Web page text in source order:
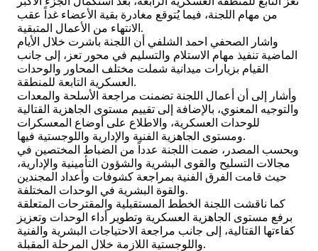
من مهام اللجنة، فيما يُتوقع مغادرة بقية الأعضاء غداً عقب
الانتهاء من الأعمال المتبقية.
واشار الصحفي احمد الشلفي أن اللجنة باشرت خلال الأيام
الماضية تنفيذ مهام الاستلام والتسليم في محور تعز، إلى جانب
القيام بزيارات ميدانية شملت مختلف المحاور والوحدات
العسكرية التابعة للمنطقة.
وأشار إلى أن أعمال اللجنة تضمنت مراجعة الأسلحة والمعدات
والتوجيه المعنوي، بالإضافة إلى تقييم مستوى الجاهزية القتالية
للوحدات العسكرية، والاطلاع على أوضاع المعسكرات
ومستوى الجاهزية الفنية والإدارية واللوجستية فيها.
وبحسب المصدر، ضمت اللجنة عدداً من الضباط المختصين في
مجالات التسليح والقوى البشرية والشؤون التأمينية والإدارية،
حيث قامت الفرق الفنية بمراجعة كشوفات وأعداد المجندين
والقوة البشرية في الوحدات المختلفة.
كما ناقشت اللجنة الخطط المستقبلية والمقترحات المتعلقة
برفع مستوى الجاهزية العسكرية وتطوير أداء الوحدات وتعزيز
كفاءتها القتالية، إلى جانب مراجعة الاحتياجات البشرية والفنية
واللوجستية اللازمة خلال المرحلة المقبلة.